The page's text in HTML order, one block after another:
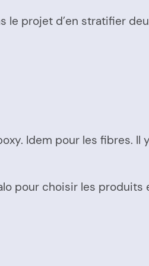
projet d’en stratifier
Idem pour les fibres.
pour choisir les